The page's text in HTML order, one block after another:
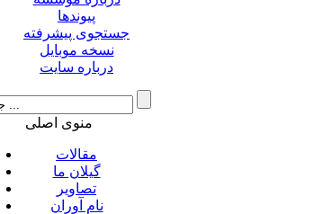
پیوندها
جستجوی پیشرفته
نسخه موبایل
درباره سایت
منوی اصلی
مقالات
گیلان ما
تصاویر
نام آوران